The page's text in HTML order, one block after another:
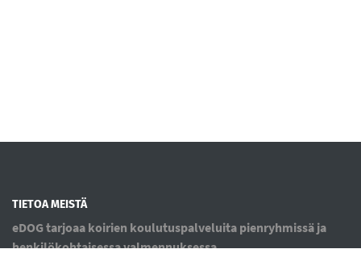
TIETOA MEISTÄ
eDOG tarjoaa koirien koulutuspalveluita pienryhmissä ja
henkilökohtaisessa valmennuksessa.